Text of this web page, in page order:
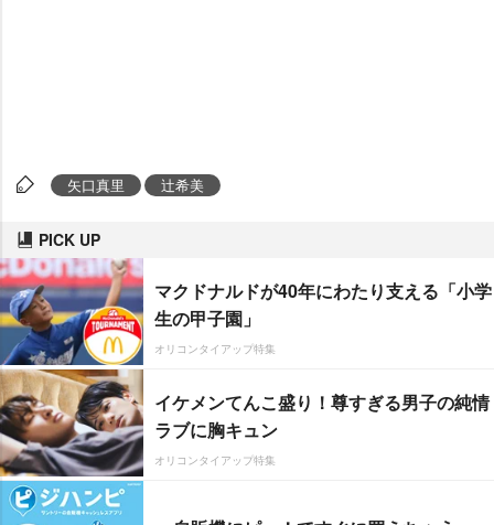
矢口真里 辻希美
PICK UP
マクドナルドが40年にわたり支える「小学
生の甲子園」
オリコンタイアップ特集
イケメンてんこ盛り！尊すぎる男子の純情
ラブに胸キュン
オリコンタイアップ特集